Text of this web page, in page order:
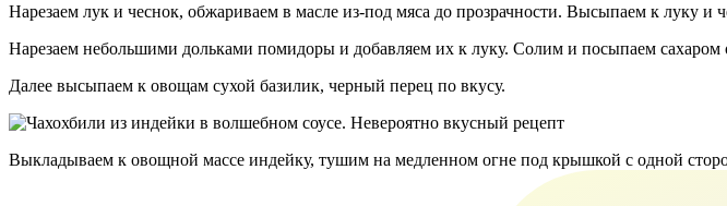
Нарезаем лук и чеснок, обжариваем в масле из-под мяса до прозрачности. Высыпаем к луку и
Нарезаем небольшими дольками помидоры и добавляем их к луку. Солим и посыпаем
Далее высыпаем к овощам сухой базилик, черный перец по вкусу.
Выкладываем к овощной массе индейку, тушим на медленном огне под крышкой с одной